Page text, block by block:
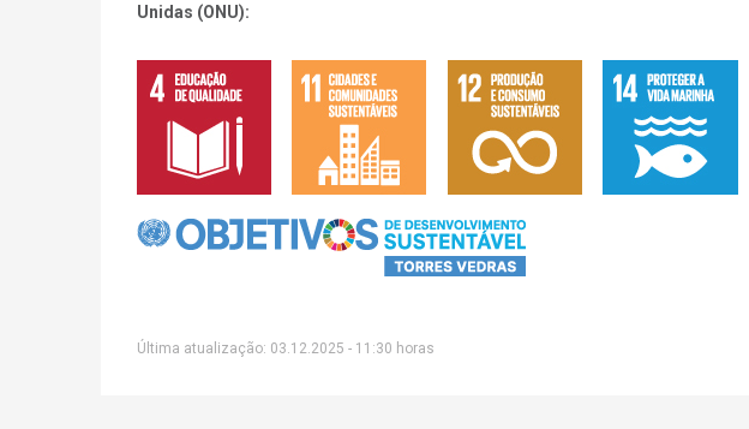
Unidas (ONU):
Última atualização: 03.12.2025 - 11:30 horas